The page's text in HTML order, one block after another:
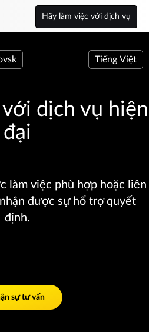
Hãy làm việc với dịch vụ
Tiếng Việt
dịch vụ hiện
đại
làm việc phù hợp hoặc liên
được sự hổ trợ quyết
định.
sự tư vấn